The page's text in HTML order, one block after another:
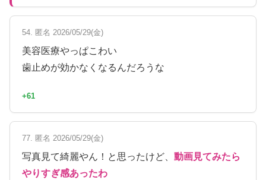
54. 匿名 2026/05/29(金)
美容医療やっぱこわい
歯止めが効かなくなるんだろうな
+61
77. 匿名 2026/05/29(金)
写真見て綺麗やん！と思ったけど、 動画見てみたら
やりすぎ感あったわ